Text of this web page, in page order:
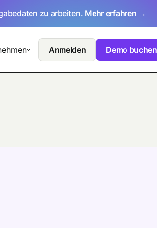
zu arbeiten. Mehr erfahren →
Anmelden Demo buchen